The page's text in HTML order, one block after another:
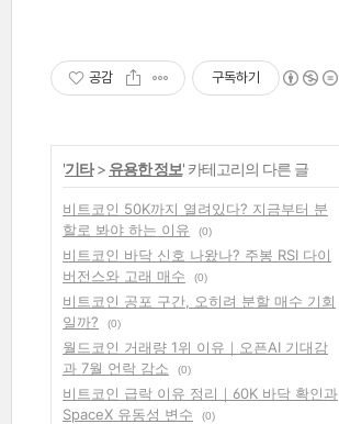
공감 구독하기
'기타> 유용한 정보' 카테고리의 다른 글
비트코인 50K까지 열려있다? 지금부터 분
할로 봐야 하는 이유
(0)
비트코인 바닥 신호 나왔나? 주봉 RSI 다이
버전스와 고래 매수
(0)
비트코인 공포 구간, 오히려 분할 매수 기회
일까?
(0)
월드코인 거래량 1위 이유｜오픈AI 기대감
과 7월 언락 감소
(0)
비트코인 급락 이유 정리｜60K 바닥 확인과
SpaceX 유동성 변수
(0)